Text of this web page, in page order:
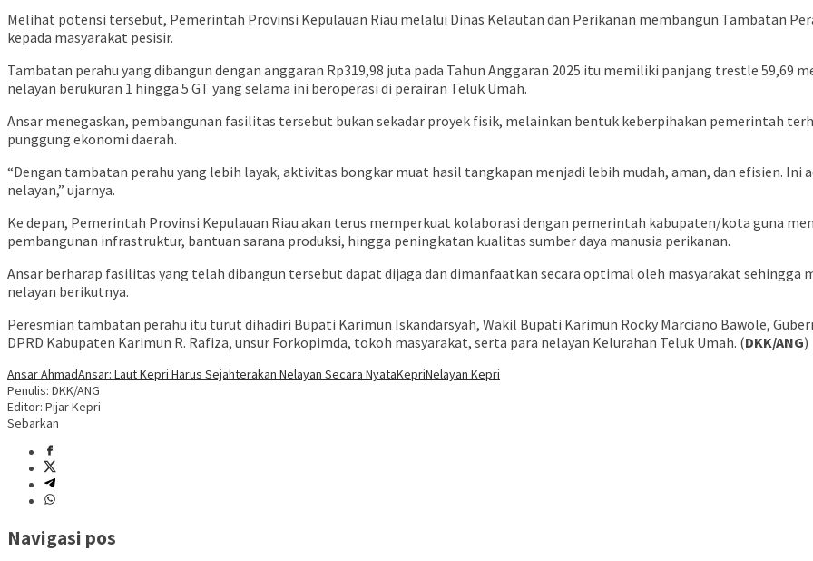
Melihat potensi tersebut, Pemerintah Provinsi Kepulauan Riau melalui Dinas Kelautan dan Perikanan membangun Tambatan
kepada masyarakat pesisir.
Tambatan perahu yang dibangun dengan anggaran Rp319,98 juta pada Tahun Anggaran 2025 itu memiliki panjang trestle 59,69
nelayan berukuran 1 hingga 5 GT yang selama ini beroperasi di perairan Teluk Umah.
Ansar menegaskan, pembangunan fasilitas tersebut bukan sekadar proyek fisik, melainkan bentuk keberpihakan pemerintah
punggung ekonomi daerah.
“Dengan tambatan perahu yang lebih layak, aktivitas bongkar muat hasil tangkapan menjadi lebih mudah, aman, dan efisien.
nelayan,” ujarnya.
Ke depan, Pemerintah Provinsi Kepulauan Riau akan terus memperkuat kolaborasi dengan pemerintah kabupaten/kota guna
pembangunan infrastruktur, bantuan sarana produksi, hingga peningkatan kualitas sumber daya manusia perikanan.
Ansar berharap fasilitas yang telah dibangun tersebut dapat dijaga dan dimanfaatkan secara optimal oleh masyarakat sehingga
nelayan berikutnya.
Peresmian tambatan perahu itu turut dihadiri Bupati Karimun Iskandarsyah, Wakil Bupati Karimun Rocky Marciano Bawole,
DPRD Kabupaten Karimun R. Rafiza, unsur Forkopimda, tokoh masyarakat, serta para nelayan Kelurahan Teluk Umah. (DKK/ANG)
Ansar AhmadAnsar: Laut Kepri Harus Sejahterakan Nelayan Secara NyataKepriNelayan Kepri
Penulis: DKK/ANG
Editor: Pijar Kepri
Sebarkan
Navigasi pos